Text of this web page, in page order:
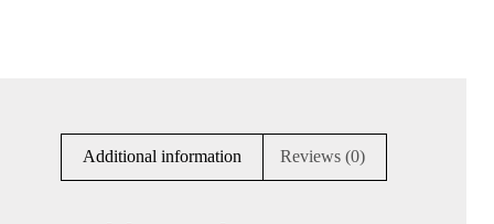
Additional information Reviews (0)